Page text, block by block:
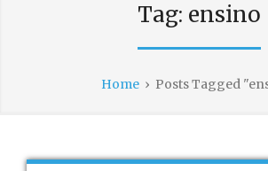
Tag: ensino
Home› Posts Tagged